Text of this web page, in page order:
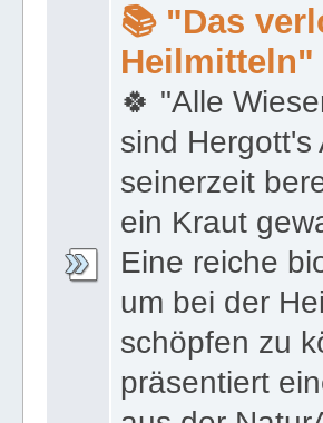
📚 "Das
Heilmitteln"
🍀 "Alle
sind
seinerzeit
ein Kraut
Eine reiche
um bei der
schöpfen zu
präsentiert